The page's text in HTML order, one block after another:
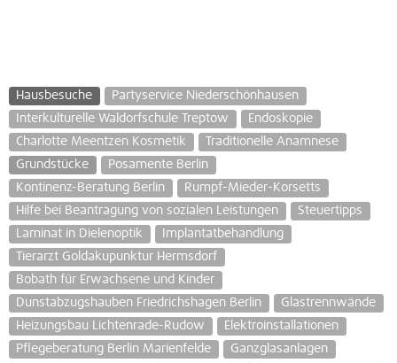
Hausbesuche
Partyservice Niederschönhausen
Interkulturelle Waldorfschule Treptow
Endoskopie
Charlotte Meentzen Kosmetik
Traditionelle Anamnese
Grundstücke
Posamente Berlin
Kontinenz-Beratung Berlin
Rumpf-Mieder-Korsetts
Hilfe bei Beantragung von sozialen Leistungen
Steuertipps
Laminat in Dielenoptik
Implantatbehandlung
Tierarzt Goldakupunktur Hermsdorf
Bobath für Erwachsene und Kinder
Dunstabzugshauben Friedrichshagen Berlin
Glastrennwände
Heizungsbau Lichtenrade-Rudow
Elektroinstallationen
Pflegeberatung Berlin Marienfelde
Ganzglasanlagen